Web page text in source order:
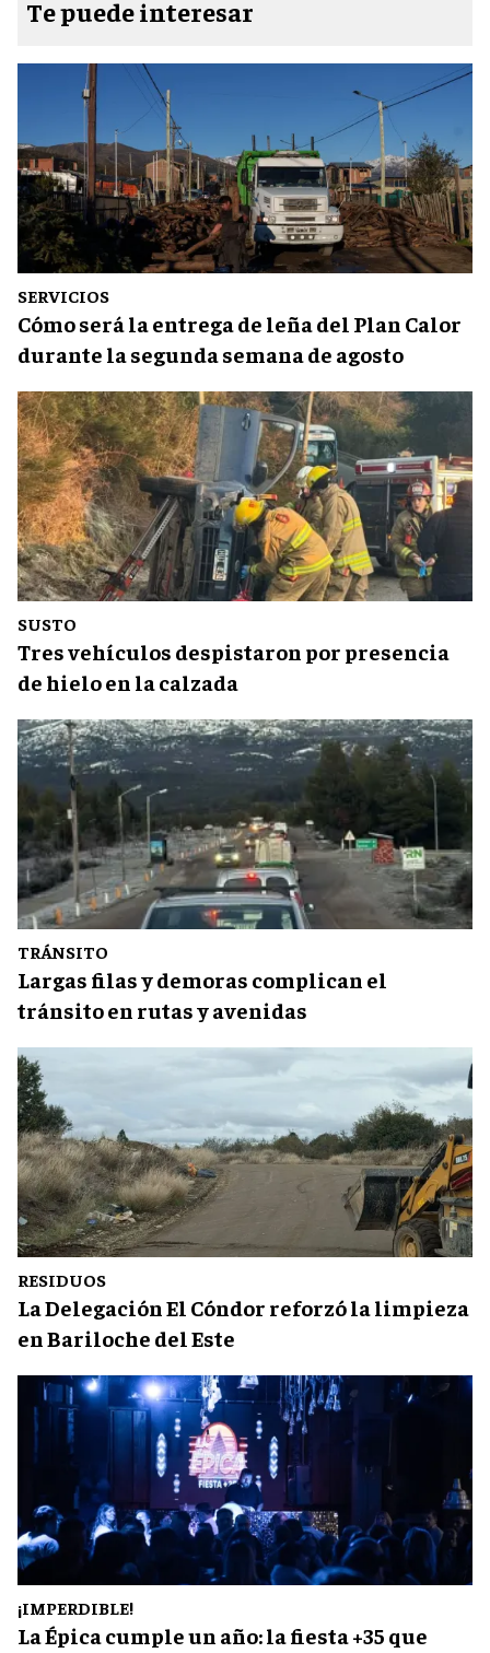
Te puede interesar
SERVICIOS
Cómo será la entrega de leña del Plan Calor
durante la segunda semana de agosto
SUSTO
Tres vehículos despistaron por presencia
de hielo en la calzada
TRÁNSITO
Largas filas y demoras complican el
tránsito en rutas y avenidas
RESIDUOS
La Delegación El Cóndor reforzó la limpieza
en Bariloche del Este
¡IMPERDIBLE!
La Épica cumple un año: la fiesta +35 que